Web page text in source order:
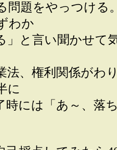
題をやっつける
わか
と言い聞かせて
、権利関係がわ
に
には「あ～、落